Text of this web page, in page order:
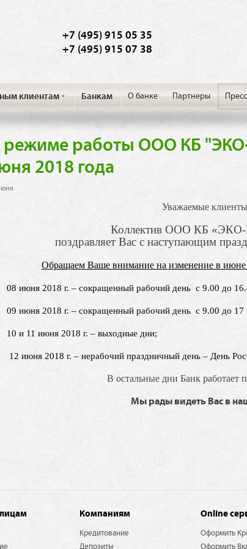
+7 (495) 915 05 35
+7 (495) 915 07 38
клиентам Банкам О банке Партнеры
режиме работы ООО КБ
2018 года
Уважаемые
Коллектив ООО КБ
поздравляет Вас с наступающим
Обращаем Ваше внимание на изменение в июне
2018 г. – сокращенный рабочий день с 9.00 до
9 июня 2018 г. – сокращенный рабочий день с 9.00 до 17
и 11 июня 2018 г. – выходные дни;
июня 2018 г. – нерабочий праздничный день – День
В остальные дни Банк работает
Мы рады видеть Вас в
Компаниям
Кредитование
Депозиты
Online
Оформить
Оформить